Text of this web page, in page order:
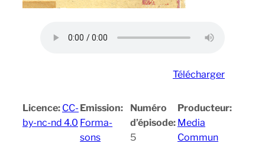
Télécharger
Licence: CC-
by-nc-nd 4.0
Emission:
Forma-
sons
Numéro
d’épisode:
5
Producteur:
Media
Commun